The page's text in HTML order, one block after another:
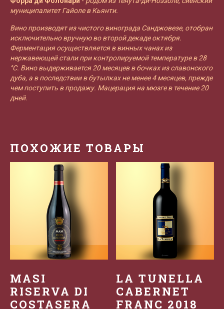
муниципалитет Гайоле в Кьянти.
Вино производят из чистого винограда Санджовезе, отобран
исключительно вручную во второй декаде октября.
Ферментация осуществляется в винных чанах из
нержавеющей стали при контролируемой температуре в 28
°C. Вино выдерживается 20 месяцев в бочках из славонского
дуба, а в последствии в бутылках не менее 4 месяцев, прежде
чем поступить в продажу. Мацерация на мюзге в течение 20
дней.
ПОХОЖИЕ ТОВАРЫ
MASI
RISERVA DI
COSTASERA
LA TUNELLA
CABERNET
FRANC 2018